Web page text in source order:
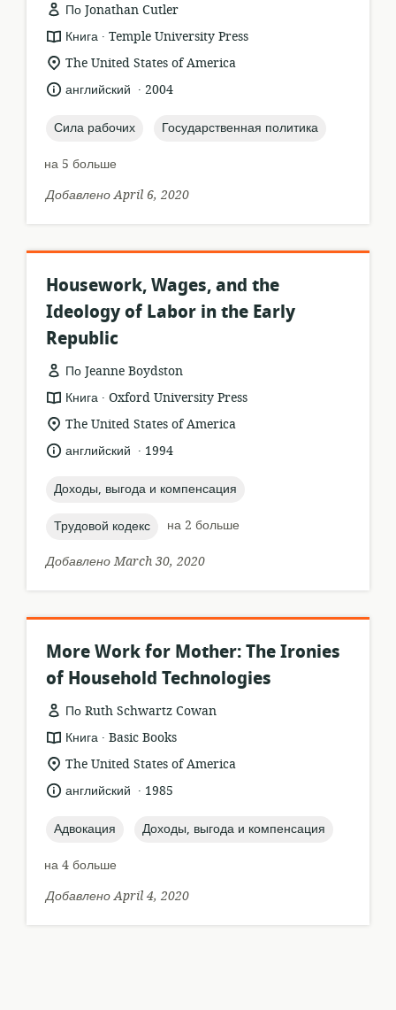
По Jonathan Cutler
формат
ресурса:
Книга .
издатель:
Temple University Press
актуальное
местонахождение:
The United States of America
язык:английский .
опубликовано
2004
topic:
Сила рабочих topic:
Государственная политика
на 5 больше
Добавлено April 6, 2020
Housework, Wages, and the
Ideology of Labor in the Early
Republic
По Jeanne Boydston
формат
ресурса:
Книга .
издатель:
Oxford University Press
актуальное
местонахождение:
The United States of America
язык:английский .
опубликовано
1994
topic:
Доходы, выгода и компенсация
topic:
Трудовой кодекс
на 2 больше
Добавлено March 30, 2020
More Work for Mother: The Ironies
of Household Technologies
По Ruth Schwartz Cowan
формат
ресурса:
Книга .
издатель:
Basic Books
актуальное
местонахождение:
The United States of America
язык:английский .
опубликовано
1985
topic:
Адвокация topic:
Доходы, выгода и компенсация
на 4 больше
Добавлено April 4, 2020